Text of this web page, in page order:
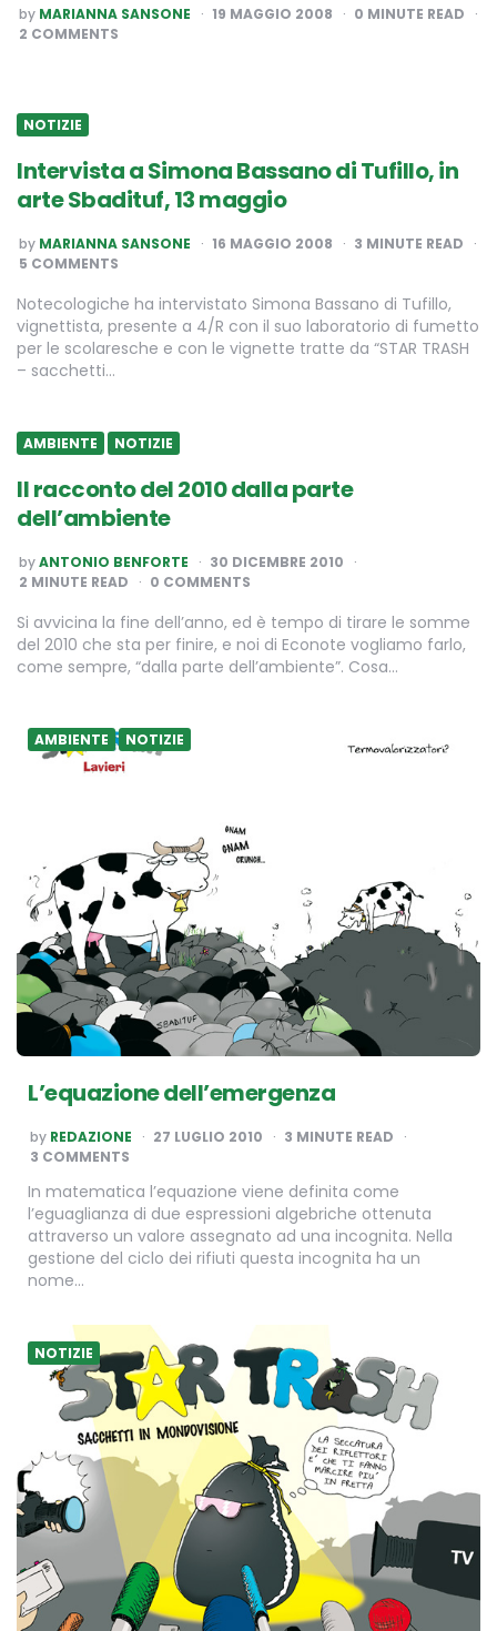
POSTED
BY
by MARIANNA SANSONE 19 MAGGIO 2008 0 MINUTE READ
2 COMMENTS
NOTIZIE
Intervista a Simona Bassano di Tufillo, in
arte Sbadituf, 13 maggio
POSTED
BY
by MARIANNA SANSONE 16 MAGGIO 2008 3 MINUTE READ
5 COMMENTS
Notecologiche ha intervistato Simona Bassano di Tufillo,
vignettista, presente a 4/R con il suo laboratorio di fumetto
per le scolaresche e con le vignette tratte da “STAR TRASH
– sacchetti…
AMBIENTE NOTIZIE
Il racconto del 2010 dalla parte
dell’ambiente
POSTED
BY
byANTONIO BENFORTE
30 DICEMBRE 2010
2 MINUTE READ 0 COMMENTS
Si avvicina la fine dell’anno, ed è tempo di tirare le somme
del 2010 che sta per finire, e noi di Econote vogliamo farlo,
come sempre, “dalla parte dell’ambiente”. Cosa…
AMBIENTE NOTIZIE
L’equazione dell’emergenza
POSTED
BY
by REDAZIONE 27 LUGLIO 2010 3 MINUTE READ
3 COMMENTS
In matematica l’equazione viene definita come
l’eguaglianza di due espressioni algebriche ottenuta
attraverso un valore assegnato ad una incognita. Nella
gestione del ciclo dei rifiuti questa incognita ha un
nome…
NOTIZIE